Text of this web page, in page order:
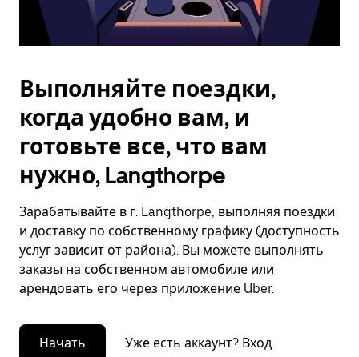
Выполняйте поездки,
когда удобно вам, и
готовьте все, что вам
нужно, Langthorpe
Зарабатывайте в г. Langthorpe, выполняя поездки
и доставку по собственному графику (доступность
услуг зависит от района). Вы можете выполнять
заказы на собственном автомобиле или
арендовать его через приложение Uber.
Начать Уже есть аккаунт? Вход